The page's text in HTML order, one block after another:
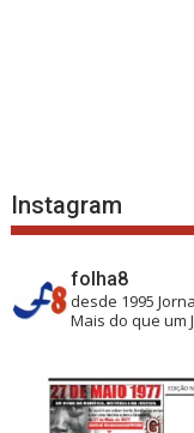
Instagram
folha8
desde 1995
Mais do que um